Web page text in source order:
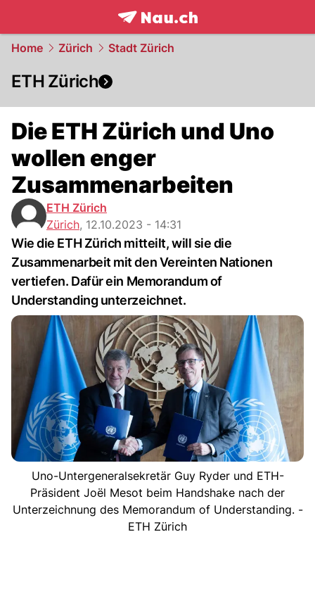
frontpage.NAU.ch
Home Zürich Stadt Zürich
ETH Zürich
Die ETH Zürich und Uno
wollen enger
Zusammenarbeiten
ETH Zürich
Zürich, 12.10.2023 - 14:31
Wie die ETH Zürich mitteilt, will sie die
Zusammenarbeit mit den Vereinten Nationen
vertiefen. Dafür ein Memorandum of
Understanding unterzeichnet.
Uno-Untergeneralsekretär Guy Ryder und ETH-
Präsident Joël Mesot beim Handshake nach der
Unterzeichnung des Memorandum of Understanding. -
ETH Zürich